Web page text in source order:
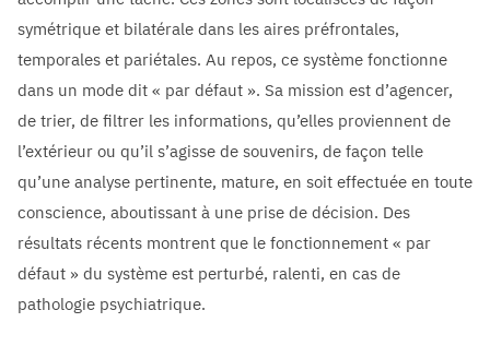
symétrique et bilatérale dans les aires préfrontales,
temporales et pariétales. Au repos, ce système fonctionne
dans un mode dit « par défaut ». Sa mission est d’agencer,
de trier, de filtrer les informations, qu’elles proviennent de
l’extérieur ou qu’il s’agisse de souvenirs, de façon telle
qu’une analyse pertinente, mature, en soit effectuée en toute
conscience, aboutissant à une prise de décision. Des
résultats récents montrent que le fonctionnement « par
défaut » du système est perturbé, ralenti, en cas de
pathologie psychiatrique.